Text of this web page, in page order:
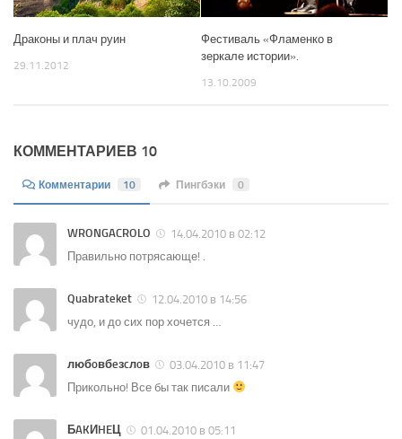
Драконы и плач руин
29.11.2012
Фестиваль «Фламенко в
зеркале истории».
13.10.2009
КОММЕНТАРИЕВ 10
Комментарии 10 Пингбэки 0
WRONGACROLO
14.04.2010 в 02:12
Правильно потрясающе! .
Quabrateket
12.04.2010 в 14:56
чудо, и до сих пор хочется …
любoвбeзcлoв
03.04.2010 в 11:47
Прикольно! Все бы так писали
БAKИHEЦ
01.04.2010 в 05:11